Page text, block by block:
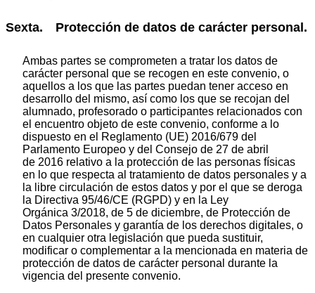
Sexta. Protección de datos de carácter personal.
Ambas partes se comprometen a tratar los datos de
carácter personal que se recogen en este convenio, o
aquellos a los que las partes puedan tener acceso en
desarrollo del mismo, así como los que se recojan del
alumnado, profesorado o participantes relacionados con
el encuentro objeto de este convenio, conforme a lo
dispuesto en el Reglamento (UE) 2016/679 del
Parlamento Europeo y del Consejo de 27 de abril
de 2016 relativo a la protección de las personas físicas
en lo que respecta al tratamiento de datos personales y a
la libre circulación de estos datos y por el que se deroga
la Directiva 95/46/CE (RGPD) y en la Ley
Orgánica 3/2018, de 5 de diciembre, de Protección de
Datos Personales y garantía de los derechos digitales, o
en cualquier otra legislación que pueda sustituir,
modificar o complementar a la mencionada en materia de
protección de datos de carácter personal durante la
vigencia del presente convenio.